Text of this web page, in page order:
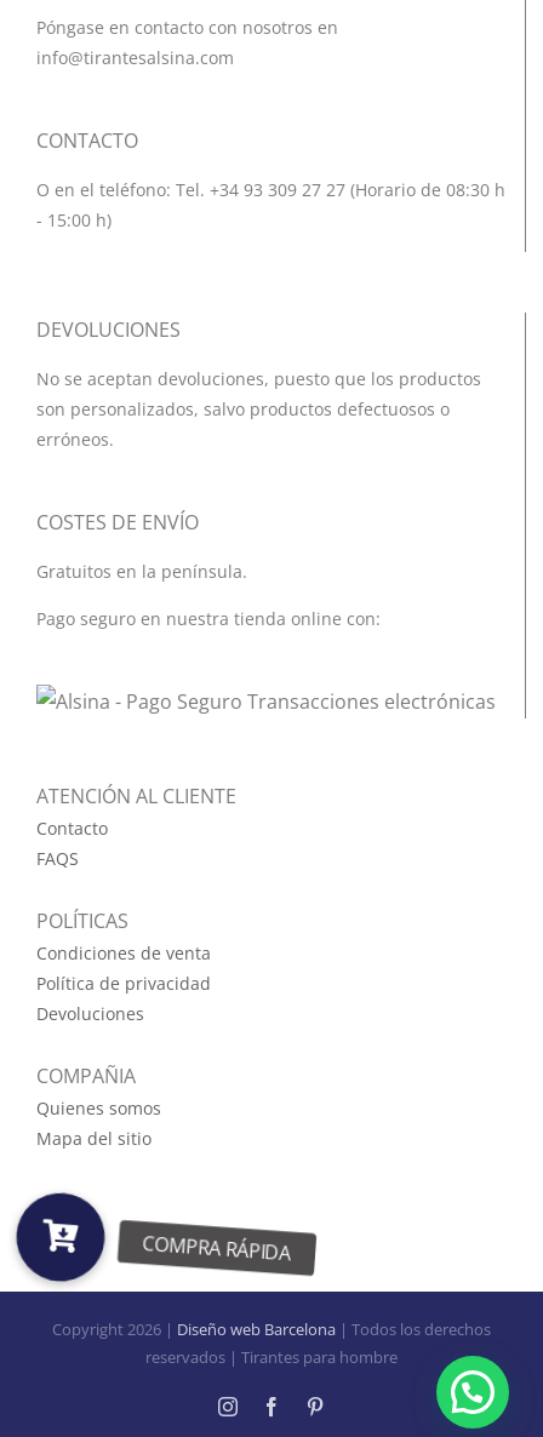
Póngase en contacto con nosotros en
info@tirantesalsina.com
CONTACTO
O en el teléfono: Tel. +34 93 309 27 27 (Horario de 08:30 h
- 15:00 h)
DEVOLUCIONES
No se aceptan devoluciones, puesto que los productos
son personalizados, salvo productos defectuosos o
erróneos.
COSTES DE ENVÍO
Gratuitos en la península.
Pago seguro en nuestra tienda online con:
ATENCIÓN AL CLIENTE
Contacto
FAQS
POLÍTICAS
Condiciones de venta
Política de privacidad
Devoluciones
COMPAÑIA
Quienes somos
Mapa del sitio
Copyright 2026 | Diseño web Barcelona | Todos los derechos
reservados | Tirantes para hombre
InstagramFacebook